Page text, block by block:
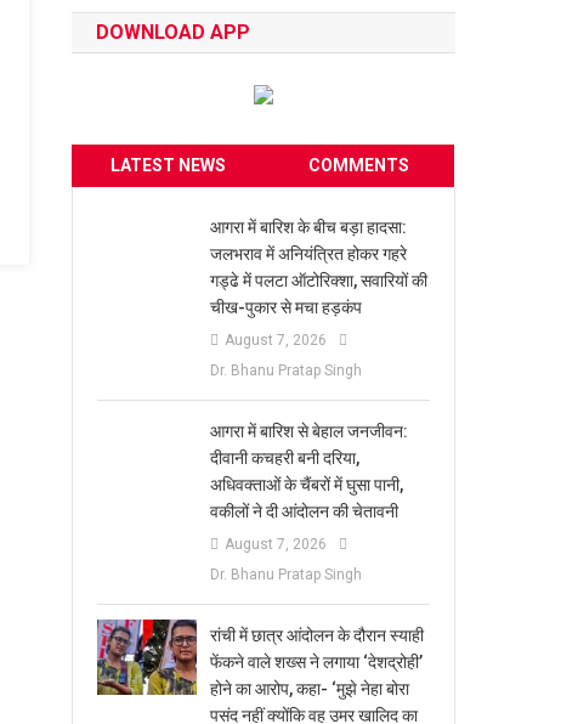
DOWNLOAD APP
LATEST NEWS COMMENTS
आगरा में बारिश के बीच बड़ा हादसा:
जलभराव में अनियंत्रित होकर गहरे
गड्ढे में पलटा ऑटोरिक्शा, सवारियों की
चीख-पुकार से मचा हड़कंप
August 7, 2026
Dr. Bhanu Pratap Singh
आगरा में बारिश से बेहाल जनजीवन:
दीवानी कचहरी बनी दरिया,
अधिवक्ताओं के चैंबरों में घुसा पानी,
वकीलों ने दी आंदोलन की चेतावनी
August 7, 2026
Dr. Bhanu Pratap Singh
रांची में छात्र आंदोलन के दौरान स्याही
फेंकने वाले शख्स ने लगाया ‘देशद्रोही’
होने का आरोप, कहा- ‘मुझे नेहा बोरा
पसंद नहीं क्योंकि वह उमर खालिद का